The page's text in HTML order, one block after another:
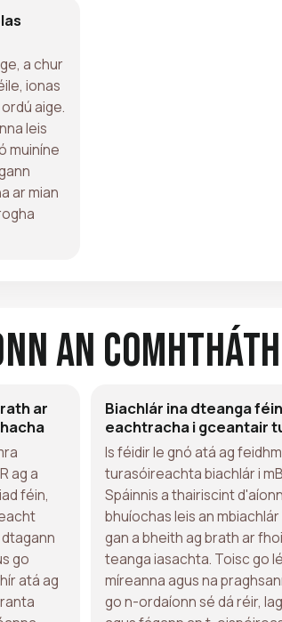
a chur
ionas
aige.
leis
muiníne
ar mian
an
ar
ag a
féin,
go
atá ag
Biachlár ina dteanga
eachtracha i gceantair
Is féidir le gnó atá ag
turasóireachta biachlár i
Spáinnis a thairiscint
bhuíochas leis an
gan a bheith ag brath ar
teanga iasachta. Toisc go
míreanna agus na
go n-ordaíonn sé dá réir,